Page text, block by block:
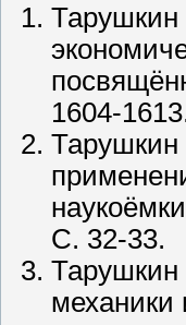
Тарушкин
1604-
С. 32-33.
Тарушкин
механики